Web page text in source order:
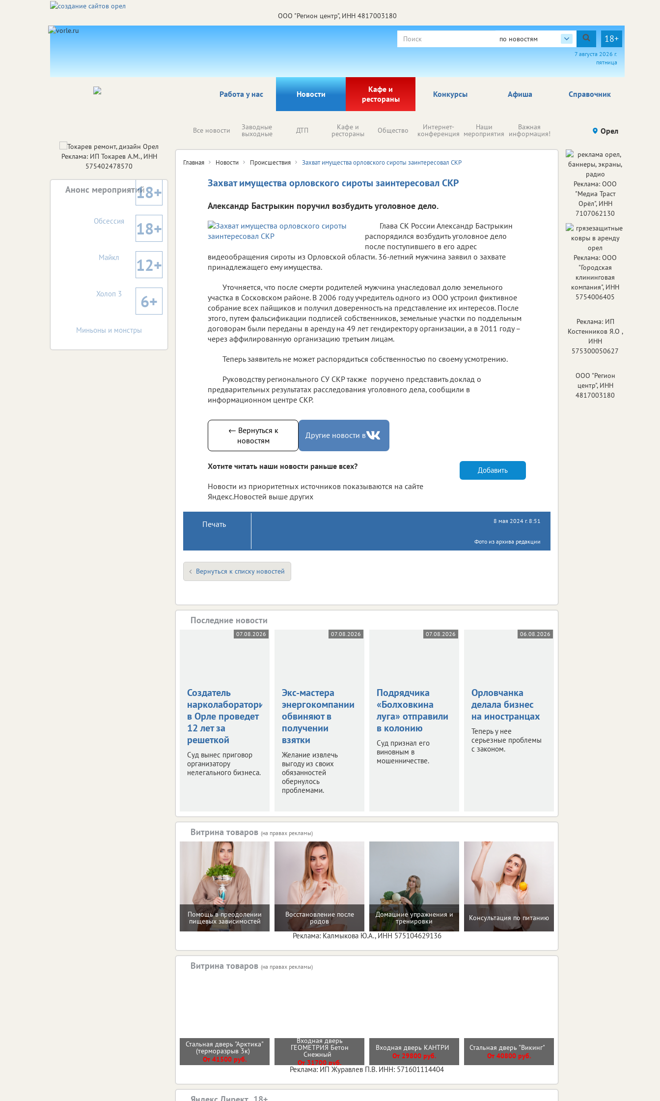
ООО "Регион центр", ИНН 4817003180
по новостям 18+
7 августа 2026 г.
пятница
Работа у нас Новости
Кафе и
рестораны
Афиша Справочник
Конкурсы
Все новости Заводные
выходные ДТП Кафе и
рестораны Общество Интернет-
конференция
Наши
мероприятия
Важная
информация! Происшествия Здоровье
Орел
Главная Новости Происшествия Захват имущества орловского сироты заинтересовал СКР
Захват имущества орловского сироты заинтересовал СКР
Александр Бастрыкин поручил возбудить уголовное дело.
Глава СК России Александр Бастрыкин
распорядился возбудить уголовное дело
после поступившего в его адрес
видеообращения сироты из Орловской области. 36-летний мужчина заявил о захвате
принадлежащего ему имущества.
Уточняется, что после смерти родителей мужчина унаследовал долю земельного
участка в Сосковском районе. В 2006 году учредитель одного из ООО устроил фиктивное
собрание всех пайщиков и получил доверенность на представление их интересов. После
этого, путем фальсификации подписей собственников, земельные участки по поддельным
договорам были переданы в аренду на 49 лет гендиректору организации, а в 2011 году –
через аффилированную организацию третьим лицам.
Теперь заявитель не может распорядиться собственностью по своему усмотрению.
Руководству регионального СУ СКР также поручено представить доклад о
предварительных результатах расследования уголовного дела, сообщили в
информационном центре СКР.
← Вернуться к
новостям
Другие новости в
Хотите читать наши новости раньше всех?
Новости из приоритетных источников показываются на сайте
Яндекс.Новостей выше других
Добавить
Печать 8 мая 2024 г. 8:51
Фото из архива редакции
Вернуться к списку новостей
Последние новости
07.08.2026
Создатель
нарколаборатории
в Орле проведет
12 лет за
решеткой
Суд вынес приговор
организатору
нелегального бизнеса.
07.08.2026
Экс-мастера
энергокомпании
обвиняют в
получении
взятки
Желание извлечь
выгоду из своих
обязанностей
обернулось
проблемами.
07.08.2026
Подрядчика
«Болховкина
луга» отправили
в колонию
Суд признал его
виновным в
мошенничестве.
06.08.2026
Орловчанка
делала бизнес
на иностранцах
Теперь у нее
серьезные проблемы
с законом.
Витрина товаров (на правах рекламы)
Помощь в преодолении
пищевых зависимостей
Восстановление после
родов
Домашние упражнения и
тренировки Консультация по питанию
Реклама: Калмыкова Ю.А., ИНН 575104629136
Витрина товаров (на правах рекламы)
Стальная дверь "Арктика"
(терморазрыв 3к)
От 41500 руб.
Входная дверь
ГЕОМЕТРИЯ Бетон
Снежный
От 31700 руб.
Входная дверь КАНТРИ
От 29800 руб.
Стальная дверь "Викинг"
От 40800 руб.
Реклама: ИП Журавлев П.В. ИНН: 571601114404
Реклама: ИП Токарев А.М., ИНН
575402478570
Анонс мероприятий18+
Обсессия 18+
Майкл 12+
Холоп 3 6+
Миньоны и монстры
Реклама: ООО
"Медиа Траст
Орёл", ИНН
7107062130
Реклама: ООО
"Городская
клининговая
компания", ИНН
5754006405
Реклама: ИП
Костенников Я.О ,
ИНН
575300050627
ООО "Регион
центр", ИНН
4817003180